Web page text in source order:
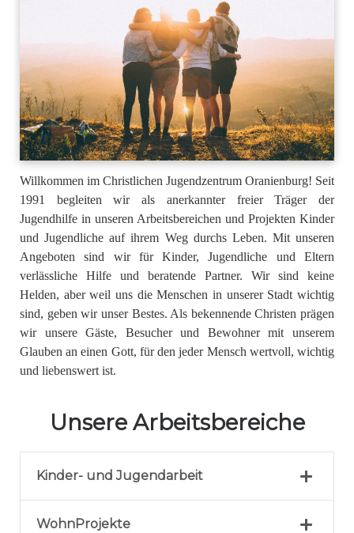
Willkommen im Christlichen Jugendzentrum Oranienburg! Seit
1991 begleiten wir als anerkannter freier Träger der
Jugendhilfe in unseren Arbeitsbereichen und Projekten Kinder
und Jugendliche auf ihrem Weg durchs Leben. Mit unseren
Angeboten sind wir für Kinder, Jugendliche und Eltern
verlässliche Hilfe und beratende Partner. Wir sind keine
Helden, aber weil uns die Menschen in unserer Stadt wichtig
sind, geben wir unser Bestes. Als bekennende Christen prägen
wir unsere Gäste, Besucher und Bewohner mit unserem
Glauben an einen Gott, für den jeder Mensch wertvoll, wichtig
und liebenswert ist.
Unsere Arbeitsbereiche
Kinder- und Jugendarbeit
WohnProjekte